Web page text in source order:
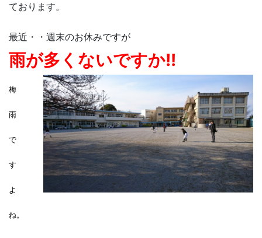
ております。
最近・・週末のお休みですが
雨が多くないですか!!
梅
雨
で
す
よ
ね。